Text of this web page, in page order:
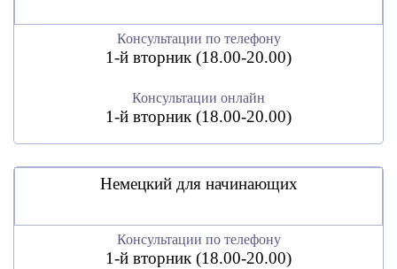
Консультации по телефону
1-й вторник (18.00-20.00)
Консультации онлайн
1-й вторник (18.00-20.00)
Немецкий для начинающих
Консультации по телефону
1-й вторник (18.00-20.00)